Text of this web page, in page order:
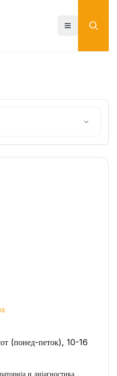
Toggle menu
(понед-петок), 10-16
и дијагностика ,